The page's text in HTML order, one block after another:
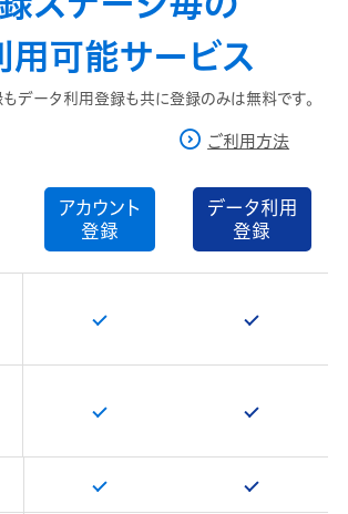
用可能サービス
データ利用登録も共に登録のみは無料です。
ご利用方法
アカウント
登録
データ利用
登録